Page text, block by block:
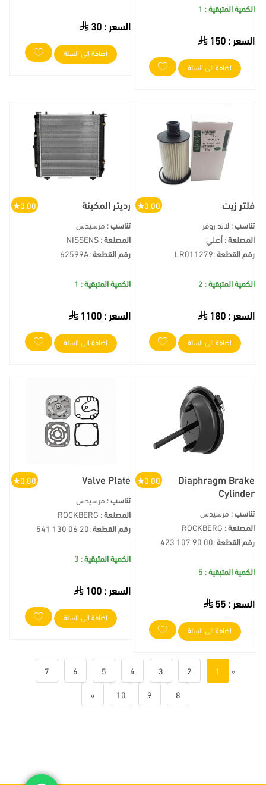
الكمية المتبقية: 1
السعر : 150
اضافة الى السلة
السعر : 30
اضافة الى السلة
0.00 فلتر زيت
تناسب: لاند روفر
المصنعة: أصلي
رقم القطعة:
LR011279
الكمية المتبقية: 2
السعر : 180
اضافة الى السلة
0.00 رديتر المكينة
تناسب: مرسيدس
المصنعة: NISSENS
رقم القطعة:
62599A
الكمية المتبقية: 1
السعر : 1100
اضافة الى السلة
0.00
Diaphragm Brake
Cylinder
تناسب: مرسيدس
المصنعة: ROCKBERG
رقم القطعة:
423 107 90 00
الكمية المتبقية: 5
السعر : 55
اضافة الى السلة
0.00 Valve Plate
تناسب: مرسيدس
المصنعة: ROCKBERG
رقم القطعة:
541 130 06 20
الكمية المتبقية: 3
السعر : 100
اضافة الى السلة
«
1
2
3
4
5
6
7
8
9
10
»